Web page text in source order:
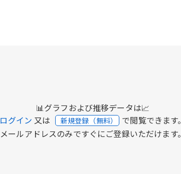
📊グラフおよび推移データは📈
ログイン 又は 新規登録（無料） で閲覧できます。
メールアドレスのみですぐにご登録いただけます。